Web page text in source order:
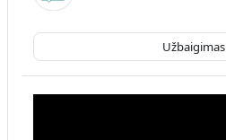
Užbaigimas